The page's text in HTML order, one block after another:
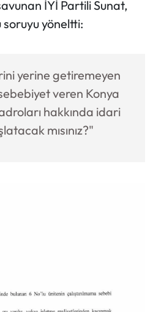
İYİ Partili Sunat,
soruyu yöneltti:
yerine getiremeyen
veren Konya
hakkında idari
mısınız?"